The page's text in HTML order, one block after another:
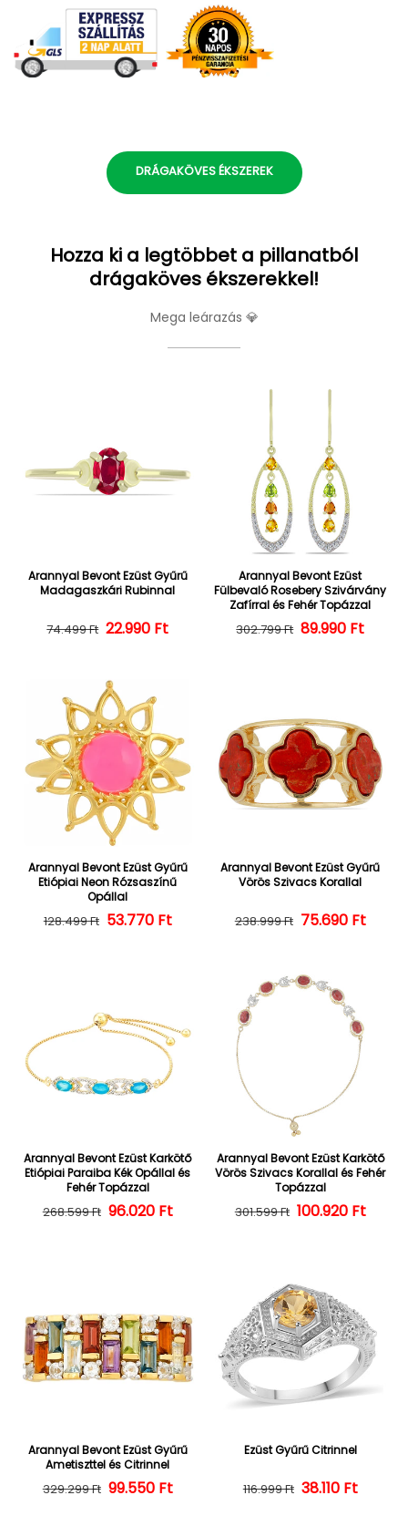
DRÁGAKÖVES ÉKSZEREK
Hozza ki a legtöbbet a pillanatból
drágaköves ékszerekkel!
Mega leárazás 💎
Arannyal Bevont Ezüst Gyűrű
Madagaszkári Rubinnal
Normál ár
74.499 Ft Kedvezményes ár
22.990 Ft
Arannyal Bevont Ezüst
Fülbevaló Rosebery Szivárvány
Zafírral és Fehér Topázzal
Normál ár
302.799 Ft 89.990 Ft
Arannyal Bevont Ezüst Gyűrű
Etiópiai Neon Rózsaszínű
Opállal
Normál ár
128.499 Ft Kedvezményes ár
53.770 Ft
Arannyal Bevont Ezüst Gyűrű
Vörös Szivacs Korallal
Normál ár
238.999 Ft 75.690 Ft
Arannyal Bevont Ezüst Karkötő
Etiópiai Paraiba Kék Opállal és
Fehér Topázzal
Normál ár
268.599 Ft Kedvezményes ár
96.020 Ft
Arannyal Bevont Ezüst Karkötő
Vörös Szivacs Korallal és Fehér
Topázzal
Normál ár
301.599 Ft 100.920 Ft
Arannyal Bevont Ezüst Gyűrű
Ametiszttel és Citrinnel
Normál ár
329.299 Ft Kedvezményes ár
99.550 Ft
Ezüst Gyűrű Citrinnel
Normál ár
116.999 Ft 38.110 Ft